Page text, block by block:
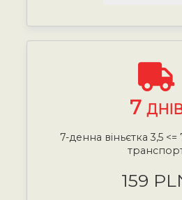
7
7-денна віньєтка 3,5
159